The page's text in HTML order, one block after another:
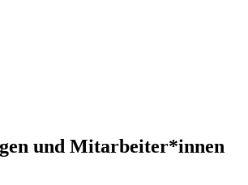
und Mitarbeiter*innen